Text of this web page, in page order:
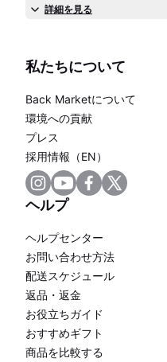
詳細を見る
私たちについて
Back Marketについて
環境への貢献
プレス
採用情報（EN）
ヘルプ
ヘルプセンター
お問い合わせ方法
配送スケジュール
返品・返金
お役立ちガイド
おすすめギフト
商品を比較する